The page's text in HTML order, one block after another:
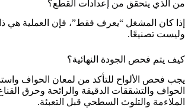
من الذي يتحقق من إعدادات القطع؟
إذا كان المشغل “يعرف فقط”، فإن العملية هي
وليست تصنيعًا.
كيف يتم فحص الجودة النهائية؟
يجب فحص الألواح للتأكد من لمعان الحواف
الحواف والتشققات الدقيقة والرائحة وحرق
الملاءمة والتلوث السطحي قبل التعبئة.